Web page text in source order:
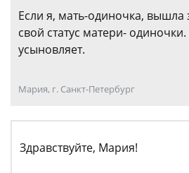
Если я, мать-одиночка, вышла
свой статус матери-
усыновляет.
Мария, г. Санкт-Петербург
Здравствуйте, Мария!